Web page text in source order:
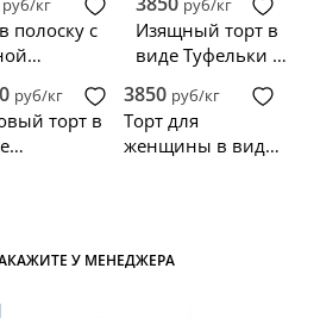
полоску с
Изящный торт в
виде Туфельки со
руб/кг
торт в
3850 руб/кг
Торт для
женщины в виде
У МЕНЕДЖЕРА